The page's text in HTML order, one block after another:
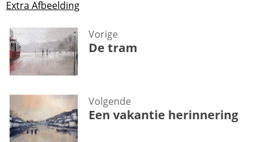
Extra Afbeelding
Vorige
De tram
Volgende
Een vakantie herinnering